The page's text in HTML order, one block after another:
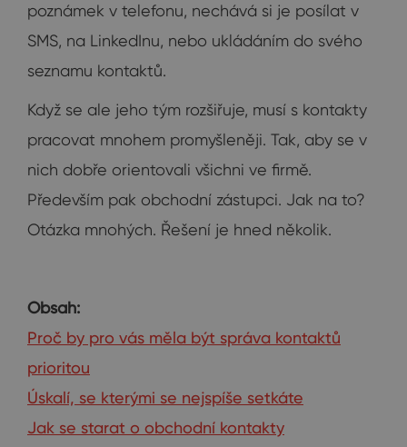
poznámek v telefonu, nechává si je posílat v
SMS, na LinkedInu, nebo ukládáním do svého
seznamu kontaktů.
Když se ale jeho tým rozšiřuje, musí s kontakty
pracovat mnohem promyšleněji. Tak, aby se v
nich dobře orientovali všichni ve firmě.
Především pak obchodní zástupci. Jak na to?
Otázka mnohých. Řešení je hned několik.
Obsah:
Proč by pro vás měla být správa kontaktů
prioritou
Úskalí, se kterými se nejspíše setkáte
Jak se starat o obchodní kontakty